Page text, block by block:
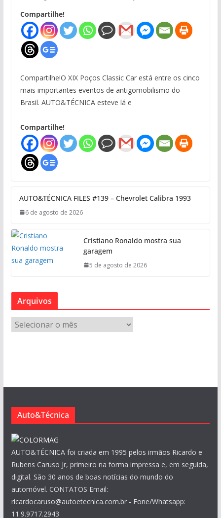
Compartilhe!
Compartilhe!O XIX Poços Classic Car está entre os cinco
mais importantes eventos de antigomobilismo do
Brasil. AUTO&TÉCNICA esteve lá e
Compartilhe!
AUTO&TÉCNICA FILES #139 – Chevrolet Calibra 1993
6 de agosto de 2026
Cristiano Ronaldo mostra sua
garagem
5 de agosto de 2026
Arquivos
r
s
Auto&Técnica
AUTO&TÉCNICA foi criada em 1995 pelos irmãos Ricardo e
Rubens Caruso Jr, primeiro na forma impressa e, em seguida,
digital. São 30 anos de boas notícias do mundo do
automóvel. CONTATOS Email:
ricardocaruso@autoetecnica.com.br - Fone/Whatsapp:
11.9.9717.2943